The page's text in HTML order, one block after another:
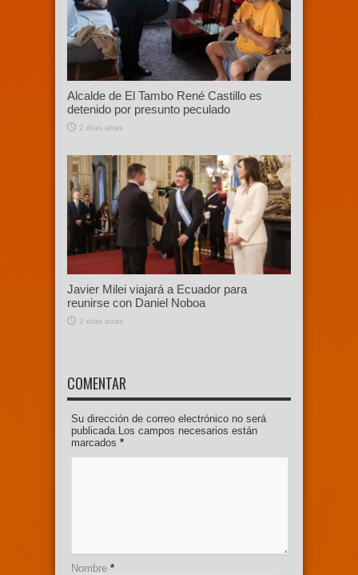
Alcalde de El Tambo René Castillo es
detenido por presunto peculado
2 días atras
Javier Milei viajará a Ecuador para
reunirse con Daniel Noboa
2 días atras
COMENTAR
Su dirección de correo electrónico no será
publicada.Los campos necesarios están
marcados *
Nombre *